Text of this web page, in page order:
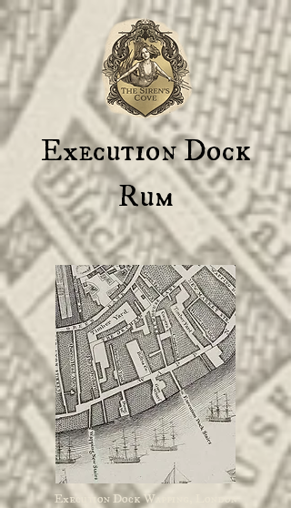
Execution Dock
Rum
Execution Dock Wapping, London